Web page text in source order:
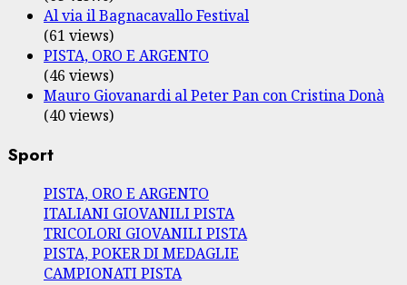
Al via il Bagnacavallo Festival
(61 views)
PISTA, ORO E ARGENTO
(46 views)
Mauro Giovanardi al Peter Pan con Cristina Donà
(40 views)
Sport
PISTA, ORO E ARGENTO
ITALIANI GIOVANILI PISTA
TRICOLORI GIOVANILI PISTA
PISTA, POKER DI MEDAGLIE
CAMPIONATI PISTA